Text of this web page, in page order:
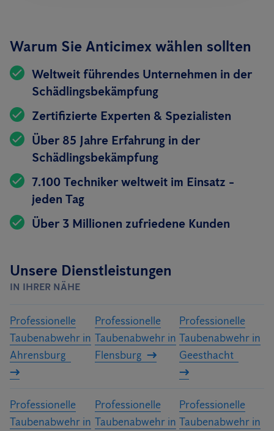
Warum Sie Anticimex wählen sollten
Weltweit führendes Unternehmen in der
Schädlingsbekämpfung
Zertifizierte Experten & Spezialisten
Über 85 Jahre Erfahrung in der
Schädlingsbekämpfung
7.100 Techniker weltweit im Einsatz -
jeden Tag
Über 3 Millionen zufriedene Kunden
Unsere Dienstleistungen
IN IHRER NÄHE
Professionelle
Taubenabwehr in
Ahrensburg
Professionelle
Taubenabwehr in
Flensburg
Professionelle
Taubenabwehr in
Geesthacht
Professionelle
Taubenabwehr in
Professionelle
Taubenabwehr in
Professionelle
Taubenabwehr in